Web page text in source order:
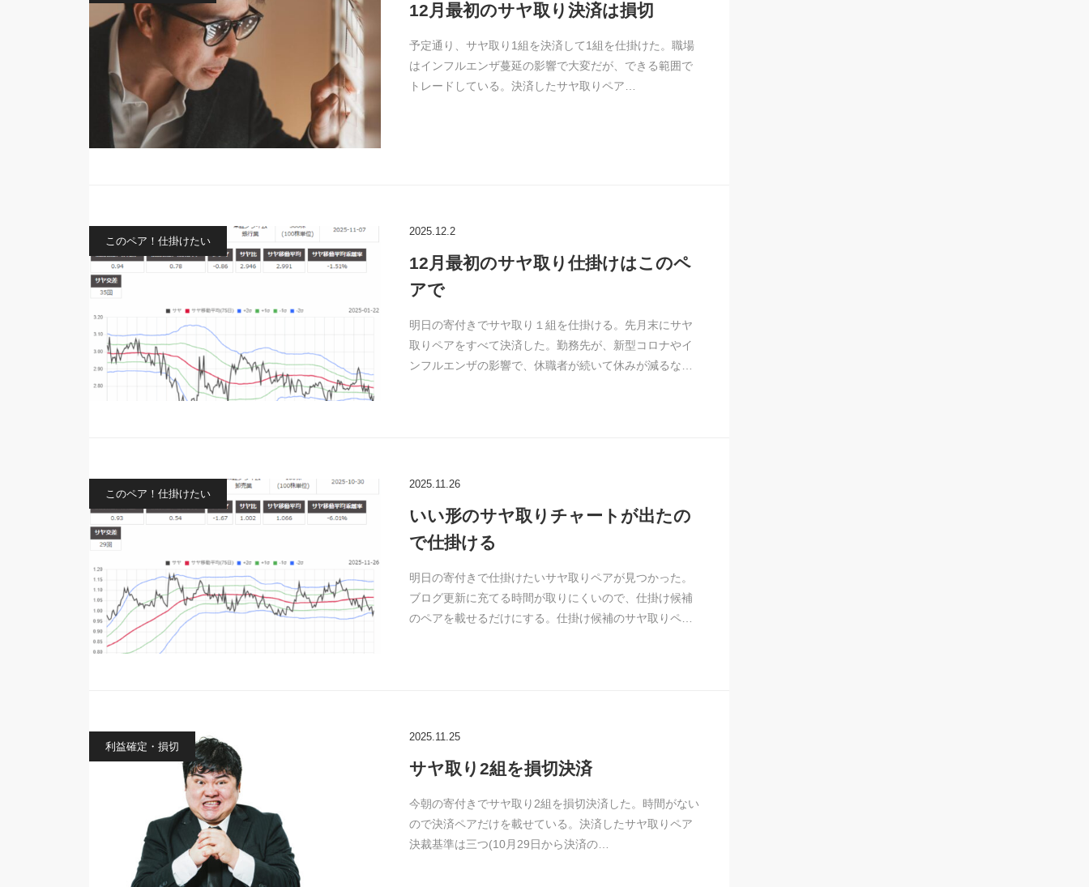
12月最初のサヤ取り決済は損切
予定通り、サヤ取り1組を決済して1組を仕掛けた。職場
はインフルエンザ蔓延の影響で大変だが、できる範囲で
トレードしている。決済したサヤ取りペア…
このペア！仕掛けたい
2025.12.2
12月最初のサヤ取り仕掛けはこのペ
アで
明日の寄付きでサヤ取り１組を仕掛ける。先月末にサヤ
取りペアをすべて決済した。勤務先が、新型コロナやイ
ンフルエンザの影響で、休職者が続いて休みが減るな…
このペア！仕掛けたい
2025.11.26
いい形のサヤ取りチャートが出たの
で仕掛ける
明日の寄付きで仕掛けたいサヤ取りペアが見つかった。
ブログ更新に充てる時間が取りにくいので、仕掛け候補
のペアを載せるだけにする。仕掛け候補のサヤ取りペ…
利益確定・損切
2025.11.25
サヤ取り2組を損切決済
今朝の寄付きでサヤ取り2組を損切決済した。時間がない
ので決済ペアだけを載せている。決済したサヤ取りペア
決裁基準は三つ(10月29日から決済の…